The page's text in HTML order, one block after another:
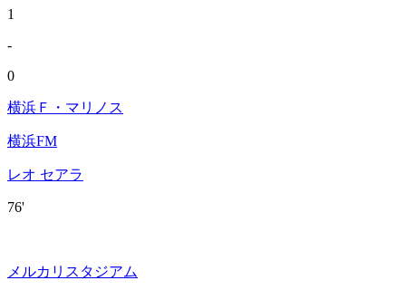
1
-
0
横浜Ｆ・マリノス
横浜FM
レオ セアラ
76'
メルカリスタジアム